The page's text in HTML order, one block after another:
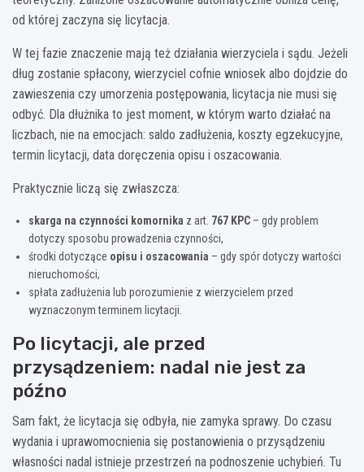
od której zaczyna się licytacja.
W tej fazie znaczenie mają też działania wierzyciela i sądu. Jeżeli
dług zostanie spłacony, wierzyciel cofnie wniosek albo dojdzie do
zawieszenia czy umorzenia postępowania, licytacja nie musi się
odbyć. Dla dłużnika to jest moment, w którym warto działać na
liczbach, nie na emocjach: saldo zadłużenia, koszty egzekucyjne,
termin licytacji, data doręczenia opisu i oszacowania.
Praktycznie liczą się zwłaszcza:
skarga na czynności komornika z art. 767 KPC – gdy problem
dotyczy sposobu prowadzenia czynności,
środki dotyczące opisu i oszacowania – gdy spór dotyczy wartości
nieruchomości,
spłata zadłużenia lub porozumienie z wierzycielem przed
wyznaczonym terminem licytacji.
Po licytacji, ale przed
przysądzeniem: nadal nie jest za
późno
Sam fakt, że licytacja się odbyła, nie zamyka sprawy. Do czasu
wydania i uprawomocnienia się postanowienia o przysądzeniu
własności nadal istnieje przestrzeń na podnoszenie uchybień. Tu